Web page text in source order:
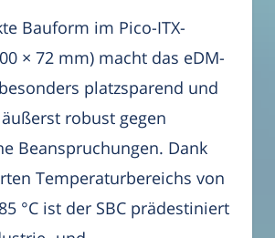
Bauform im Pico-ITX-
× 72 mm) macht das eDM-
platzsparend und
robust gegen
Beanspruchungen. Dank
Temperaturbereichs von
°C ist der SBC prädestiniert